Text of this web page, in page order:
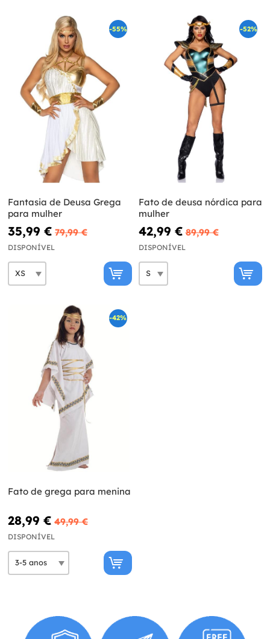
-55%
Fantasia de Deusa Grega
para mulher
35,99 € 79,99 €
DISPONÍVEL
-52%
Fato de deusa nórdica para
mulher
42,99 € 89,99 €
DISPONÍVEL
-42%
Fato de grega para menina
28,99 € 49,99 €
DISPONÍVEL